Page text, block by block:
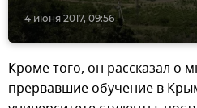
4 июня 2017, 09:56
Кроме того, он рассказал о
прервавшие обучение в